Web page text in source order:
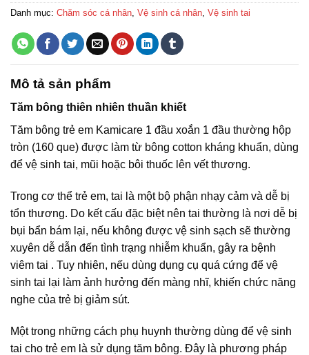
Danh mục: Chăm sóc cá nhân Vệ sinh cá nhân Vệ sinh tai
Mô tả sản phẩm
Tăm bông thiên nhiên thuần khiết
Tăm bông trẻ em Kamicare 1 đầu xoắn 1 đầu thường hộp
tròn (160 que) được làm từ bông cotton kháng khuẩn, dùng
để vệ sinh tai, mũi hoặc bôi thuốc lên vết thương.
Trong cơ thể trẻ em, tai là một bộ phận nhạy cảm và dễ bị
tổn thương. Do kết cấu đặc biệt nên tai thường là nơi dễ bị
bụi bẩn bám lại, nếu không được vệ sinh sạch sẽ thường
xuyên dễ dẫn đến tình trạng nhiễm khuẩn, gây ra bệnh
viêm tai . Tuy nhiên, nếu dùng dụng cụ quá cứng để vệ
sinh tai lại làm ảnh hưởng đến màng nhĩ, khiến chức năng
nghe của trẻ bị giảm sút.
Một trong những cách phụ huynh thường dùng để vệ sinh
tai cho trẻ em là sử dụng tăm bông. Đây là phương pháp